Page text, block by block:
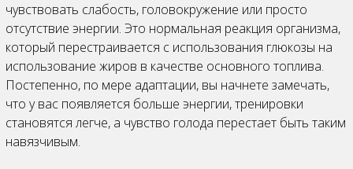
чувствовать слабость, головокружение или просто
отсутствие энергии. Это нормальная реакция организма,
который перестраивается с использования глюкозы на
использование жиров в качестве основного топлива.
Постепенно, по мере адаптации, вы начнете замечать,
что у вас появляется больше энергии, тренировки
становятся легче, а чувство голода перестает быть таким
навязчивым.